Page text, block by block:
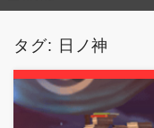
タグ: 日ノ神